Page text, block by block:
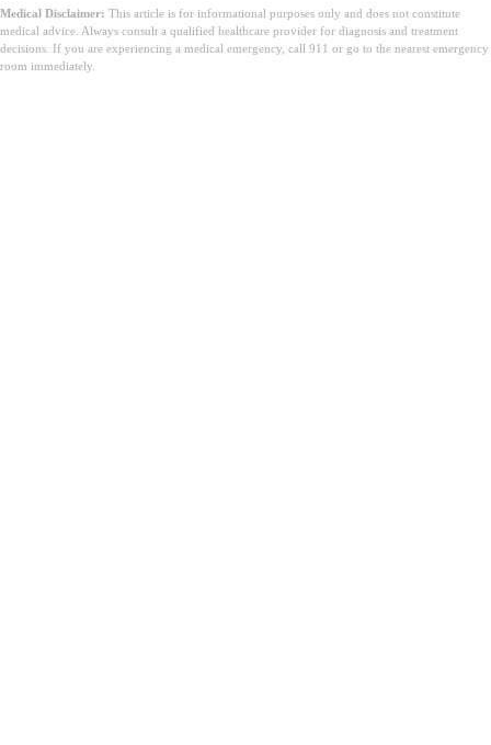
Medical Disclaimer: This article is for informational purposes only and does not constitute
medical advice. Always consult a qualified healthcare provider for diagnosis and treatment
decisions. If you are experiencing a medical emergency, call 911 or go to the nearest emergency
room immediately.